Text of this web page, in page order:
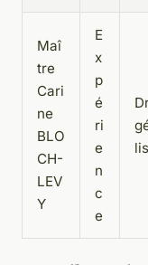
Maî
tre
Cari
ne
BLO
CH-
LEV
Y
E
x
p
é
ri
e
n
c
e